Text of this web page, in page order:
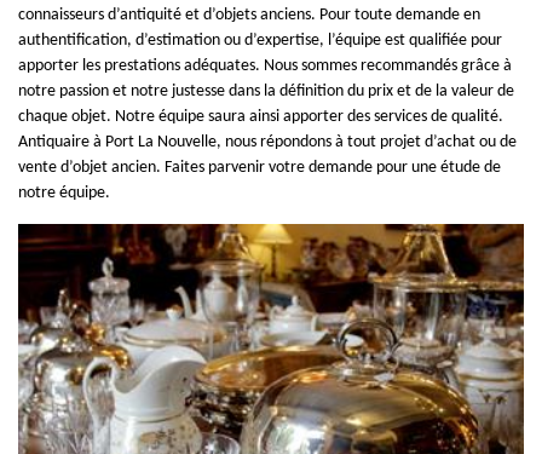
connaisseurs d’antiquité et d’objets anciens. Pour toute demande en
authentification, d’estimation ou d’expertise, l’équipe est qualifiée pour
apporter les prestations adéquates. Nous sommes recommandés grâce à
notre passion et notre justesse dans la définition du prix et de la valeur de
chaque objet. Notre équipe saura ainsi apporter des services de qualité.
Antiquaire à Port La Nouvelle, nous répondons à tout projet d’achat ou de
vente d’objet ancien. Faites parvenir votre demande pour une étude de
notre équipe.